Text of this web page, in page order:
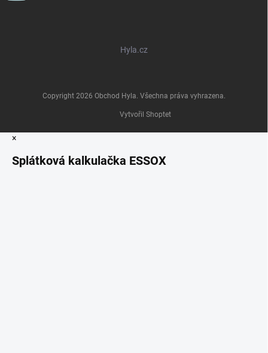
Hyla.cz
Vytvořil Shoptet
Copyright 2026 Obchod Hyla. Všechna práva vyhrazena.
×
Splátková kalkulačka ESSOX